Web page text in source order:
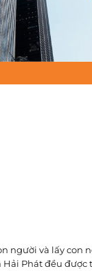
người và lấy con
Phát đều được